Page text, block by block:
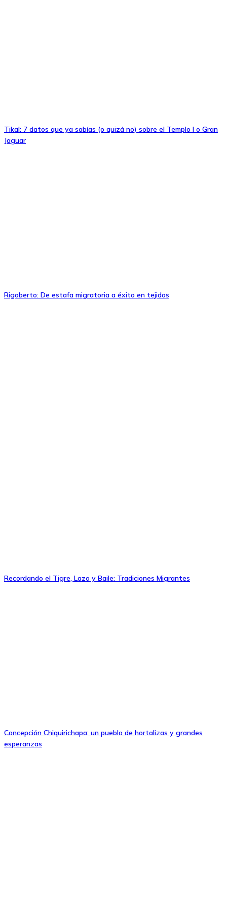
Tikal: 7 datos que ya sabías (o quizá no) sobre el Templo I o Gran
Jaguar
Rigoberto: De estafa migratoria a éxito en tejidos
Recordando el Tigre, Lazo y Baile: Tradiciones Migrantes
Concepción Chiquirichapa: un pueblo de hortalizas y grandes
esperanzas